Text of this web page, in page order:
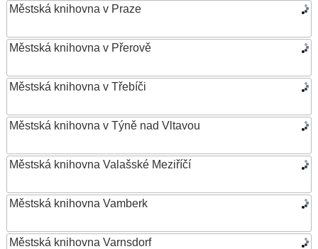
Městská knihovna v Praze
Městská knihovna v Přerově
Městská knihovna v Třebíči
Městská knihovna v Týně nad Vltavou
Městská knihovna Valašské Meziříčí
Městská knihovna Vamberk
Městská knihovna Varnsdorf